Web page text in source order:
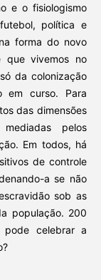
e o fisiologismo
política e
forma do novo
que vivemos no
da colonização
em curso. Para
das dimensões
pelos
Em todos, há
de controle
a se não
sob as
população. 200
pode celebrar a